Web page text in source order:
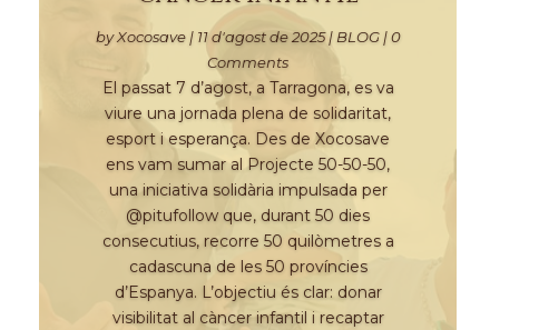
byXocosave| 11 d'agost de 2025| BLOG| 0
Comments
El passat 7 d’agost, a Tarragona, es va
viure una jornada plena de solidaritat,
esport i esperança. Des de Xocosave
ens vam sumar al Projecte 50-50-50,
una iniciativa solidària impulsada per
@pitufollow que, durant 50 dies
consecutius, recorre 50 quilòmetres a
cadascuna de les 50 províncies
d’Espanya. L’objectiu és clar: donar
visibilitat al càncer infantil i recaptar